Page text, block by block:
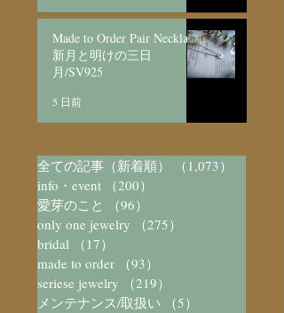
Made to Order Pair Necklace
新月と明けの三日
月/SV925
5 日前
全ての記事（新着順） （1,073）
info・event
（200）
愛芽のこと
（96）
only one jewelry
（275）
bridal
（17）
made to order
（93）
seriese jewelry
（219）
メンテナンス/取扱い
（5）